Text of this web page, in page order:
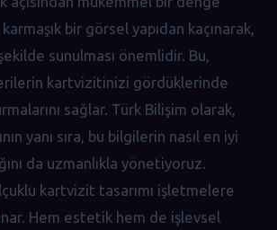
bir görsel yapıdan kaçınarak,
sunulması önemlidir. Bu,
kartvizitinizi gördüklerinde
sağlar. Türk Bilişim olarak,
yanı sıra, bu bilgilerin nasıl en iyi
da uzmanlıkla yönetiyoruz.
kartvizit tasarımı işletmelere
Hem estetik hem de işlevsel